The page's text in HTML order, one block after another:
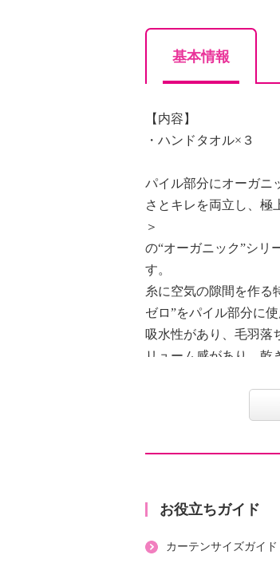
基本情報
【内容】
・ハンドタオル×３
パイル部分にオーガニ
さとキレを両立し、極
＞
の“オーガニック”シリ
す。
糸に空気の隙間を作る
ゼロ”をパイル部分に使
吸水性があり、毛羽落
リューム感があり、乾
１００年余のゆるぎな
染め、、縫製までを一
・綿１００％（パイル
【サイズ】
お役立ちガイド
カーテンサイズガイド